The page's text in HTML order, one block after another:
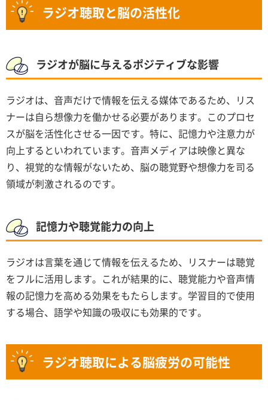
ラジオ聴取と脳の活性化
ラジオが脳に与えるポジティブな影響
ラジオは、音声だけで情報を伝える媒体であるため、リス
ナーは自ら想像力を働かせる必要があります。このプロセ
スが脳を活性化させる一因です。特に、記憶力や注意力が
向上するといわれています。音声メディアは映像と異な
り、視覚的な情報がないため、脳の聴覚野や想像力を司る
領域が刺激されるのです。
記憶力や聴覚能力の向上
ラジオは言葉を通じて情報を伝えるため、リスナーは聴覚
をフルに活用します。これが結果的に、聴覚能力や音声情
報の記憶力を高める効果をもたらします。学習目的で使用
する場合、語学や知識の吸収にも効果的です。
ラジオ聴取による脳疲労の可能性